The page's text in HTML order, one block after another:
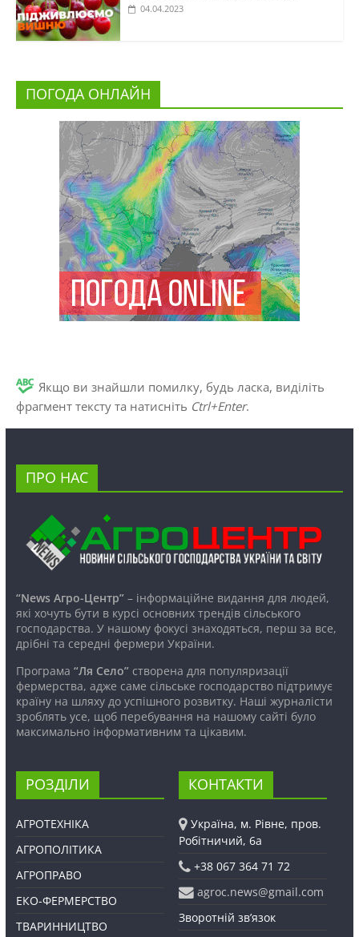
04.04.2023
ПОГОДА ОНЛАЙН
Якщо ви знайшли помилку, будь ласка, виділіть
фрагмент тексту та натисніть Ctrl+Enter.
ПРО НАС
“News Агро-Центр”– інформаційне видання для людей,
які хочуть бути в курсі основних трендів сільського
господарства. У нашому фокусі знаходяться, перш за все,
дрібні та середні фермери України.
Програма “Ля Село”створена для популяризації
фермерства, адже саме сільське господарство підтримує
країну на шляху до успішного розвитку. Наші журналісти
зроблять усе, щоб перебування на нашому сайті було
максимально інформативним та цікавим.
РОЗДІЛИ
АГРОТЕХНІКА
АГРОПОЛІТИКА
АГРОПРАВО
ЕКО-ФЕРМЕРСТВО
ТВАРИННИЦТВО
КОНТАКТИ
Україна, м. Рівне, пров.
Робітничий, 6а
+38 067 364 71 72
agroc.news@gmail.com
Зворотній зв’язок